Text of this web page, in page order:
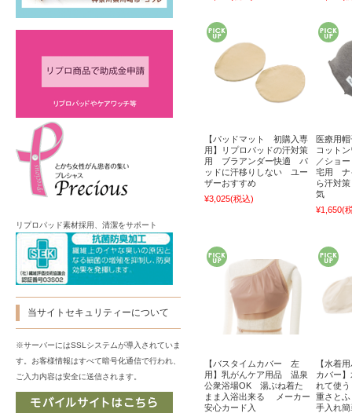
【パッドマット 初購入専
用】リプロパッドの汗対策
用 ブラアンダー快適 パ
ッドに汗移りしない ユー
ザーおすすめ
¥3,025(税込)
医療用
コット
／ショ
宅用 ナ
ら汗対
気
¥1,650(
【バスタイムカバー 左
用】乳がんケア用品 温泉
公衆浴場OK 湯ぶね着た
まま入浴出来る メーカー
安心カード入
【水着
カバー
れて使
重さと
手入れ簡
リプロパッド素材採用、清潔をサポート
当サイトセキュリティーについて
※サーバーにはSSLシステムが導入されていま
す。お客様情報はすべて暗号化通信で行われ、
ご入力内容は安全に送信されます。